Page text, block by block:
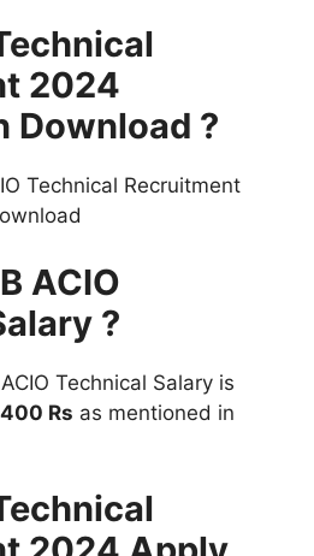
2024
Download ?
Technical Recruitment
ACIO
?
Technical Salary is
Rs as mentioned in